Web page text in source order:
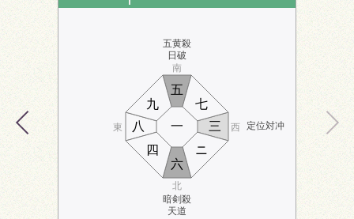
五黄殺
日破
定位対冲
暗剣殺
天道
南
北
東 西
六
七
八
九
一
ニ
三
四
五